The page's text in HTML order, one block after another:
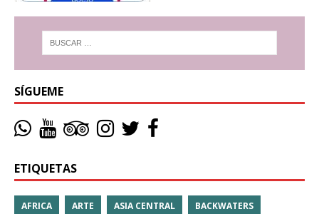
SÍGUEME
ETIQUETAS
AFRICA ARTE ASIA CENTRAL BACKWATERS